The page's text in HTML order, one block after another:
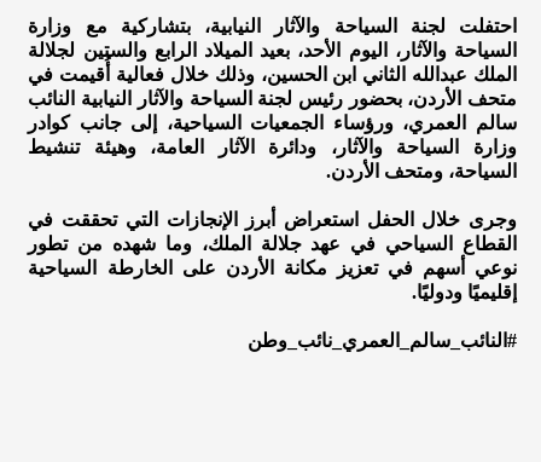
احتفلت لجنة السياحة والآثار النيابية، بتشاركية مع وزارة
السياحة والآثار، اليوم الأحد، بعيد الميلاد الرابع والستين لجلالة
الملك عبدالله الثاني ابن الحسين، وذلك خلال فعالية أُقيمت في
متحف الأردن، بحضور رئيس لجنة السياحة والآثار النيابية النائب
سالم العمري، ورؤساء الجمعيات السياحية، إلى جانب كوادر
وزارة السياحة والآثار، ودائرة الآثار العامة، وهيئة تنشيط
السياحة، ومتحف الأردن.
وجرى خلال الحفل استعراض أبرز الإنجازات التي تحققت في
القطاع السياحي في عهد جلالة الملك، وما شهده من تطور
نوعي أسهم في تعزيز مكانة الأردن على الخارطة السياحية
إقليميًا ودوليًا.
#النائب_سالم_العمري_نائب_وطن